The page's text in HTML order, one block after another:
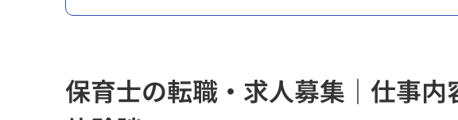
保育士の転職・求人募集｜仕事